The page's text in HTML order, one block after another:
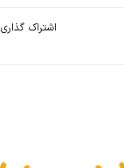
اشتراک گذاری